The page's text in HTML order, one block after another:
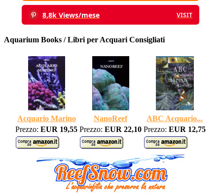
8,8k Views/mese VISIT
Aquarium Books / Libri per Acquari Consigliati
Acquario Marino NanoReef
ABC Acquario...
Prezzo: EUR 19,55 Prezzo: EUR 22,10 Prezzo: EUR 12,75